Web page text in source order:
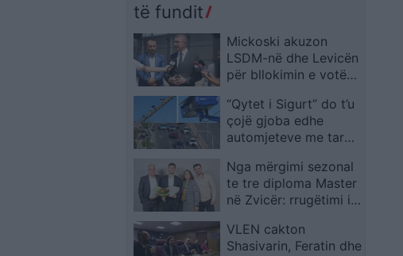
të fundit
Mickoski akuzon
LSDM-në dhe Levicën
për bllokimin e votës
diasporës: Synimi ynë
është që një ditë ata
të kthehen në atdhe
“Qytet i Sigurt” do t’u
çojë gjoba edhe
automjeteve me targa
Nga mërgimi sezonal
te tre diploma Master
në Zvicër: rrugëtimi i
Gostivari
VLEN cakton
Shasivarin, Feratin dhe